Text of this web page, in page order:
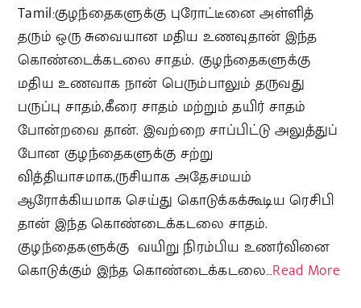
Tamil:குழந்தைகளுக்கு புரோட்டீனை அள்ளித்
தரும் ஒரு சுவையான மதிய உணவுதான் இந்த
கொண்டைக்கடலை சாதம். குழந்தைகளுக்கு
மதிய உணவாக நான் பெரும்பாலும் தருவது
பருப்பு சாதம்,கீரை சாதம் மற்றும் தயிர் சாதம்
போன்றவை தான். இவற்றை சாப்பிட்டு அலுத்துப்
போன குழந்தைகளுக்கு சற்று
வித்தியாசமாக,ருசியாக அதேசமயம்
ஆரோக்கியமாக செய்து கொடுக்கக்கூடிய ரெசிபி
தான் இந்த கொண்டைக்கடலை சாதம்.
குழந்தைகளுக்கு வயிறு நிரம்பிய உணர்வினை
கொடுக்கும் இந்த கொண்டைக்கடலை…Read More